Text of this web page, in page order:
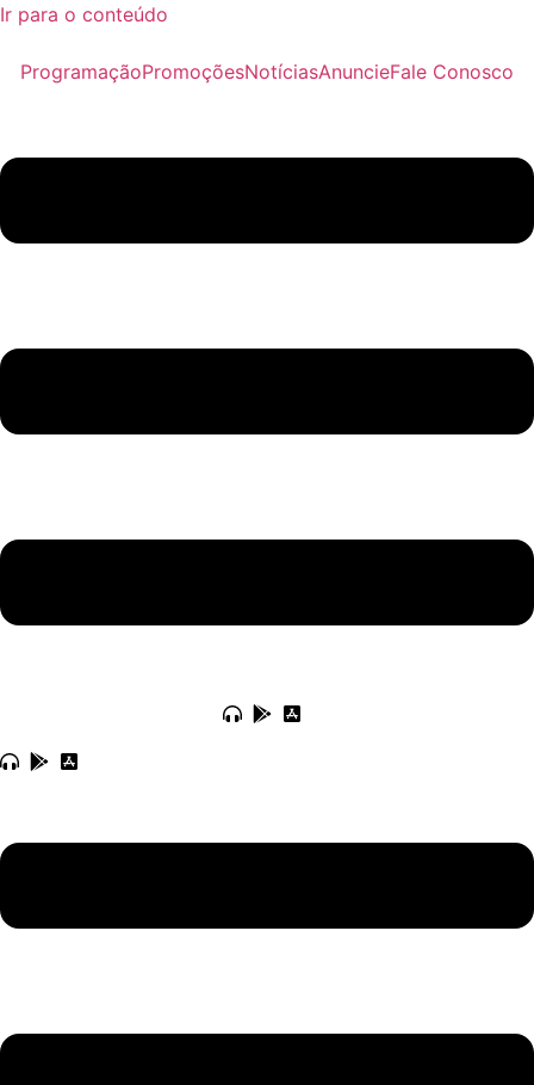
Ir para o conteúdo
ProgramaçãoPromoçõesNotíciasAnuncieFale Conosco